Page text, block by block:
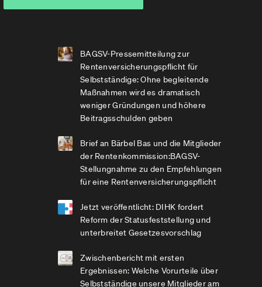
BAGSV-Pressemitteilung zur
Rentenversicherungspflicht für
Selbstständige: Ohne begleitende
Maßnahmen wird es dramatisch
weniger Gründungen und höhere
Beitragsschulden geben
Brief an Bärbel Bas und die Mitglieder
der Rentenkommission:BAGSV-
Stellungnahme zu den Empfehlungen
für eine Rentenversicherungspflicht
Jetzt veröffentlicht: DIHK fordert
Reform der Statusfeststellung und
unterbreitet Gesetzesvorschlag
Zwischenbericht mit ersten
Ergebnissen: Welche Vorurteile über
Selbstständige unsere Mitglieder am